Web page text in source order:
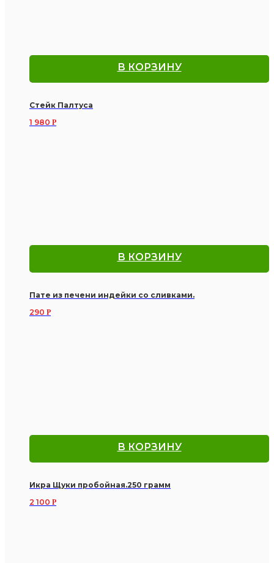
В КОРЗИНУ
Стейк Палтуса
1 980 Р
В КОРЗИНУ
Пате из печени индейки со сливками.
290 Р
В КОРЗИНУ
Икра Щуки пробойная.250 грамм
2 100 Р